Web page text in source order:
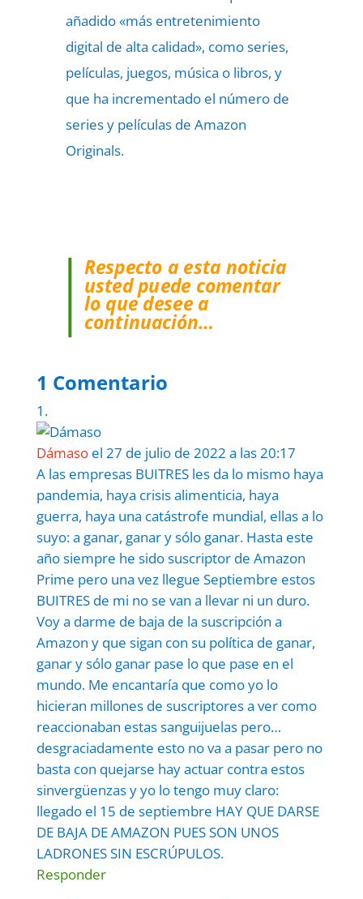
añadido «más entretenimiento
digital de alta calidad», como series,
películas, juegos, música o libros, y
que ha incrementado el número de
series y películas de Amazon
Originals.
Respecto a esta noticia
usted puede comentar
lo que desee a
continuación…
1 Comentario
Dámaso el 27 de julio de 2022 a las 20:17
A las empresas BUITRES les da lo mismo haya
pandemia, haya crisis alimenticia, haya
guerra, haya una catástrofe mundial, ellas a lo
suyo: a ganar, ganar y sólo ganar. Hasta este
año siempre he sido suscriptor de Amazon
Prime pero una vez llegue Septiembre estos
BUITRES de mi no se van a llevar ni un duro.
Voy a darme de baja de la suscripción a
Amazon y que sigan con su política de ganar,
ganar y sólo ganar pase lo que pase en el
mundo. Me encantaría que como yo lo
hicieran millones de suscriptores a ver como
reaccionaban estas sanguijuelas pero…
desgraciadamente esto no va a pasar pero no
basta con quejarse hay actuar contra estos
sinvergüenzas y yo lo tengo muy claro:
llegado el 15 de septiembre HAY QUE DARSE
DE BAJA DE AMAZON PUES SON UNOS
LADRONES SIN ESCRÚPULOS.
Responder